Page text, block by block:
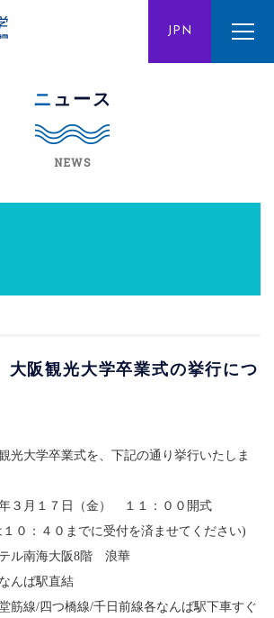
JPN
ENG CHN
ニュース
NEWS
阪観光大学卒業式の挙行につ
大学卒業式を、下記の通り挙行いたしま
３月１７日（金） １１：００開式
０：４０までに受付を済ませてください)
ル南海大阪8階 浪華
ば駅直結
線/四つ橋線/千日前線各なんば駅下車すぐ